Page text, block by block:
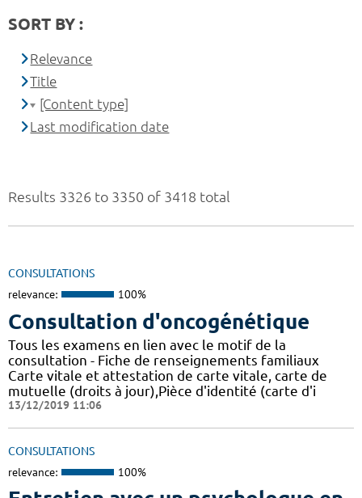
Results 3326 to 3350 of 3418 total
CONSULTATIONS
relevance: 100%
Consultation d'oncogénétique
Tous les examens en lien avec le motif de la
consultation - Fiche de renseignements familiaux
Carte vitale et attestation de carte vitale, carte de
mutuelle (droits à jour),Pièce d'identité (carte d'i
13/12/2019 11:06
CONSULTATIONS
relevance: 100%
SORT BY :
Relevance
Title
[Content type]
Last modification date